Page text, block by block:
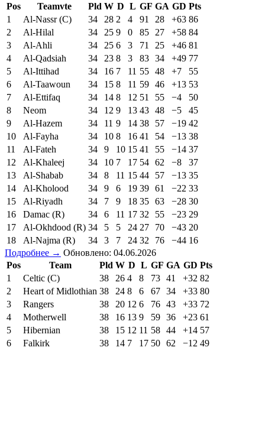
Pos
Teamvte Pld W D L GF GA GD Pts
1
Al-Nassr (C) 34 28 2 4 91 28 +63 86
2
Al-Hilal 34 25 9 0 85 27 +58 84
3
Al-Ahli 34 25 6 3 71 25 +46 81
4
Al-Qadsiah 34 23 8 3 83 34 +49 77
5
Al-Ittihad 34 16 7 11 55 48 +7
55
6
Al-Taawoun 34 15 8 11 59 46 +13 53
7
Al-Ettifaq 34 14 8 12 51 55 −4
50
8
Neom 34 12 9 13 43 48 −5
45
9
Al-Hazem 34 11 9 14 38 57 −19 42
10
Al-Fayha 34 10 8 16 41 54 −13 38
11
Al-Fateh 34 9 10 15 41 55 −14 37
12
Al-Khaleej 34 10 7 17 54 62 −8
37
13
Al-Shabab 34 8 11 15 44 57 −13 35
14
Al-Kholood 34 9 6 19 39 61 −22 33
15
Al-Riyadh 34 7 9 18 35 63 −28 30
16
Damac (R) 34 6 11 17 32 55 −23 29
17
Al-Okhdood (R) 34 5 5 24 27 70 −43 20
18
Al-Najma (R) 34 3 7 24 32 76 −44 16
Подробнее → Обновлено: 04.06.2026
Pos
Team Pld W D L GF GA GD Pts
1
Celtic (C) 38 26 4 8 73 41 +32 82
2
Heart of Midlothian 38 24 8 6 67 34 +33 80
3
Rangers 38 20 12 6 76 43 +33 72
4
Motherwell 38 16 13 9 59 36 +23 61
5
Hibernian 38 15 12 11 58 44 +14 57
6
Falkirk 38 14 7 17 50 62 −12 49